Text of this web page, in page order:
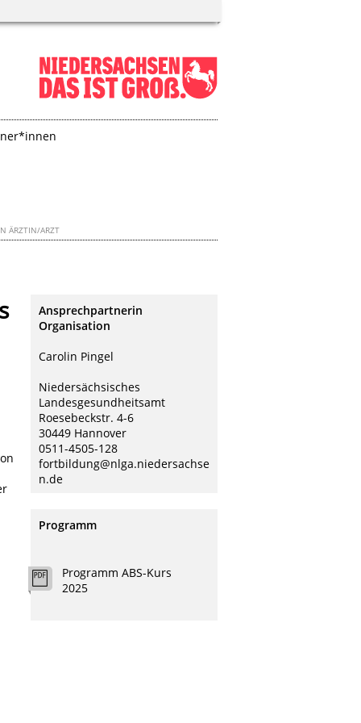
ÄRZTIN/ARZT
Ansprechpartnerin
Organisation
Carolin Pingel
Niedersächsisches
Landesgesundheitsamt
Roesebeckstr. 4-6
30449 Hannover
0511-4505-128
fortbildung@nlga.niedersachse
n.de
Programm
Programm ABS-Kurs
2025